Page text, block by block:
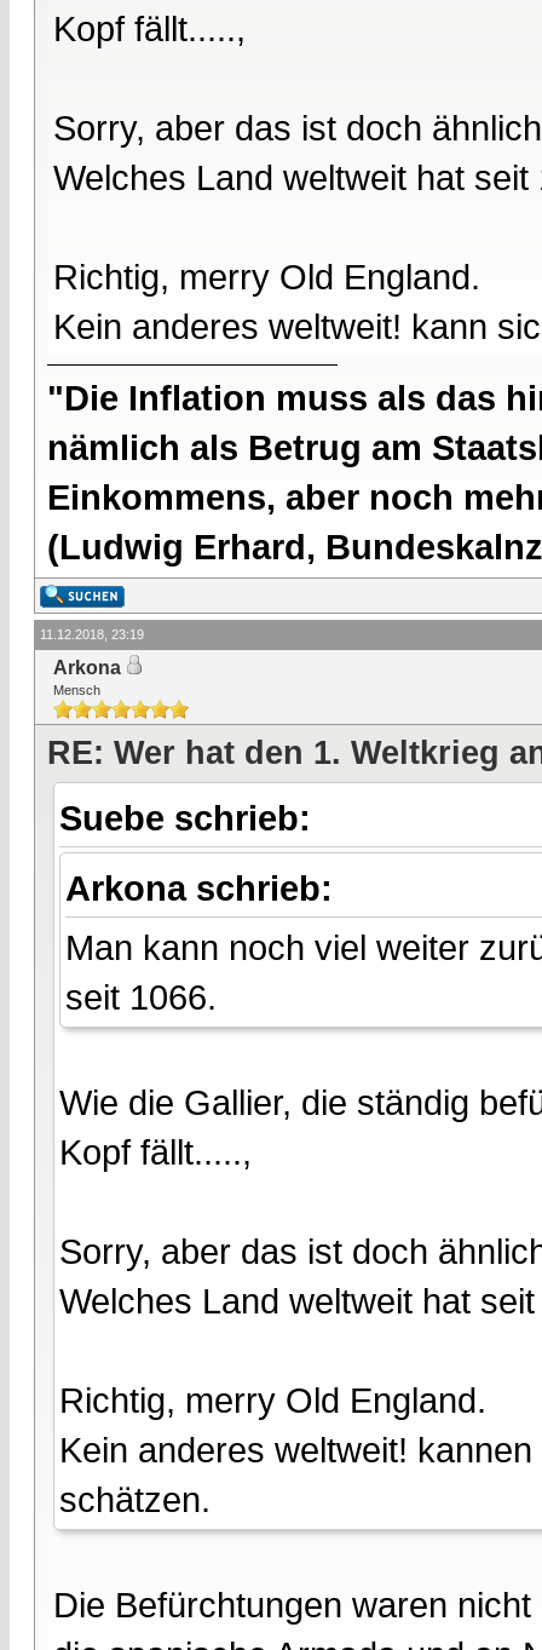
Kopf fällt.....,
Sorry, aber das ist doch
Welches Land weltweit hat
Richtig, merry Old England.
Kein anderes weltweit! kann
"Die Inflation muss als das
nämlich als Betrug am
Einkommens, aber noch
(Ludwig Erhard,
11.12.2018, 23:19
Arkona
Mensch
RE: Wer hat den 1. Weltkrieg
Suebe schrieb:
Arkona schrieb:
Man kann noch viel weiter
seit 1066.
Wie die Gallier, die ständig
Kopf fällt.....,
Sorry, aber das ist doch
Welches Land weltweit hat
Richtig, merry Old England.
Kein anderes weltweit!
schätzen.
Die Befürchtungen waren